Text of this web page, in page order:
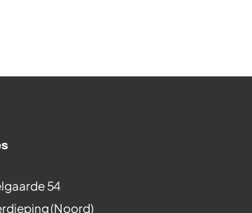
54
(Noord)